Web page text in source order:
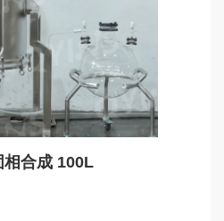
相合成 100L